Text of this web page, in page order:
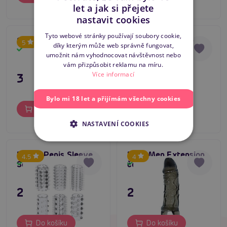
5
Super Dick Sleeve
Skladem
395 Kč
Do košíku
5
Seduction Sleeve
Clear
Skladem
139 Kč
Do košíku
4.5
Power Penis Sleeve
Set clear
Skladem
249 Kč
Do košíku
4
Baile Men Extension
černá
Skladem
295 Kč
Do košíku
ENGLISH
let a jak si přejete
nastavit cookies
Tyto webové stránky používají soubory cookie,
díky kterým může web správně fungovat,
umožnit nám vyhodnocovat návštěvnost nebo
vám přizpůsobit reklamu na míru.
Více informací
Bylo mi 18 let a přijímám všechny cookies
NASTAVENÍ COOKIES